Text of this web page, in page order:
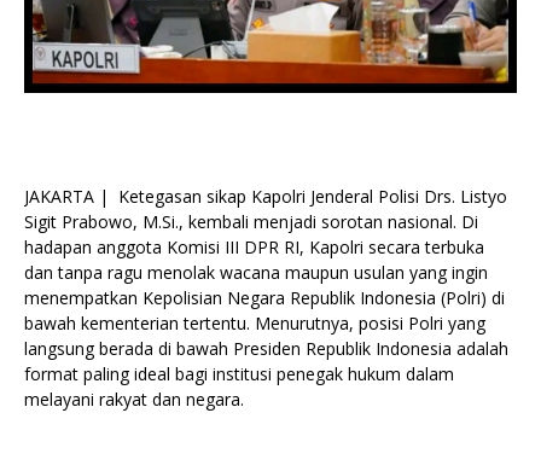
JAKARTA | Ketegasan sikap Kapolri Jenderal Polisi Drs. Listyo
Sigit Prabowo, M.Si., kembali menjadi sorotan nasional. Di
hadapan anggota Komisi III DPR RI, Kapolri secara terbuka
dan tanpa ragu menolak wacana maupun usulan yang ingin
menempatkan Kepolisian Negara Republik Indonesia (Polri) di
bawah kementerian tertentu. Menurutnya, posisi Polri yang
langsung berada di bawah Presiden Republik Indonesia adalah
format paling ideal bagi institusi penegak hukum dalam
melayani rakyat dan negara.